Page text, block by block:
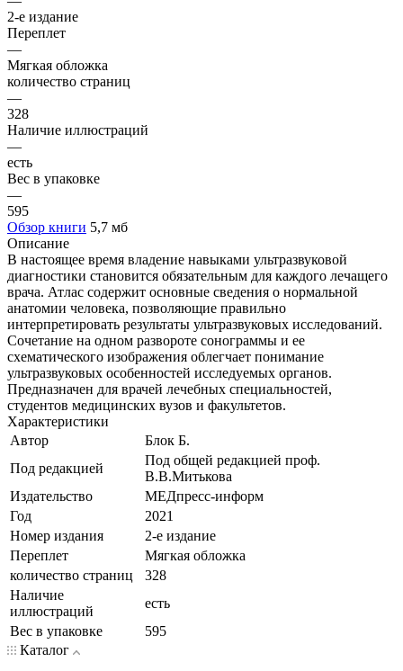
2-е издание
Переплет
—
Мягкая обложка
количество страниц
—
328
Наличие иллюстраций
—
есть
Вес в упаковке
—
595
Обзор книги 5,7 мб
Описание
В настоящее время владение навыками ультразвуковой
диагностики становится обязательным для каждого лечащего
врача. Атлас содержит основные сведения о нормальной
анатомии человека, позволяющие правильно
интерпретировать результаты ультразвуковых исследований.
Сочетание на одном развороте сонограммы и ее
схематического изображения облегчает понимание
ультразвуковых особенностей исследуемых органов.
Предназначен для врачей лечебных специальностей,
студентов медицинских вузов и факультетов.
Характеристики
Автор
Блок Б.
Под редакцией
Под общей редакцией проф.
В.В.Митькова
Издательство
МЕДпресс-информ
Год
2021
Номер издания
2-е издание
Переплет
Мягкая обложка
количество страниц
328
Наличие
иллюстраций
есть
Вес в упаковке
595
Каталог